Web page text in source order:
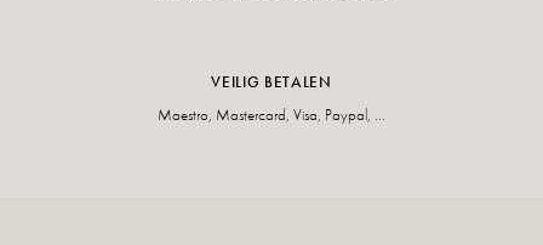
VEILIG BETALEN
Maestro, Mastercard, Visa, Paypal, ...